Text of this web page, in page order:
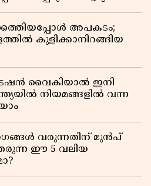
അപകടം;
കുളിക്കാനിറങ്ങിയ
വൈകിയാൽ ഇനി
നിയമങ്ങളിൽ വന്ന
വരുന്നതിന് മുൻപ്
ഈ 5 വലിയ